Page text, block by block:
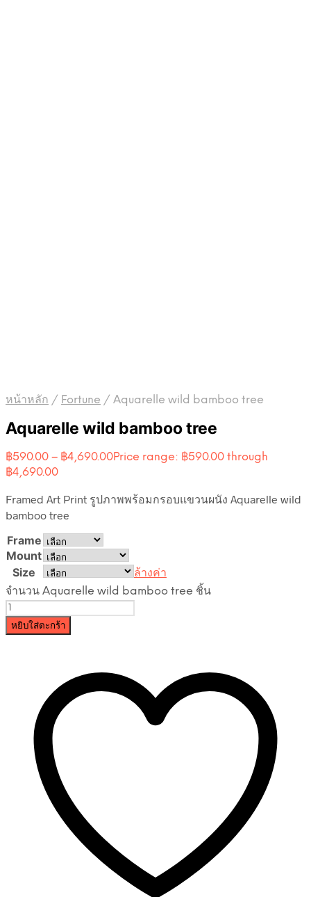
หน้าหลัก / Fortune / Aquarelle wild bamboo tree
Aquarelle wild bamboo tree
฿590.00 – ฿4,690.00Price range: ฿590.00 through
฿4,690.00
Framed Art Print รูปภาพพร้อมกรอบแขวนผนัง Aquarelle wild
bamboo tree
Frame
Mount
Size
ล้างค่า
จำนวน Aquarelle wild bamboo tree ชิ้น
หยิบใส่ตะกร้า